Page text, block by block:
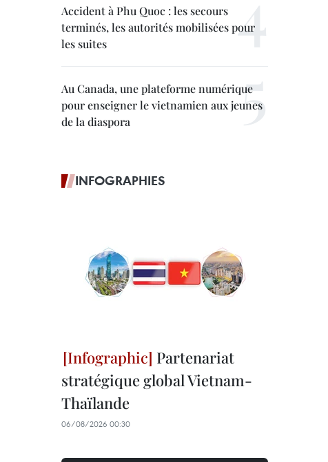
Accident à Phu Quoc : les secours
terminés, les autorités mobilisées pour
les suites
Au Canada, une plateforme numérique
pour enseigner le vietnamien aux jeunes
de la diaspora
INFOGRAPHIES
Partenariat
stratégique global Vietnam-
Thaïlande
06/08/2026 00:30